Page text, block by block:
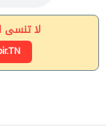
لا تنسى